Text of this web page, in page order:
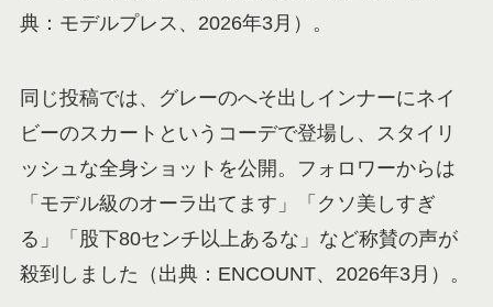
典：モデルプレス、2026年3月）。
同じ投稿では、グレーのへそ出しインナーにネイ
ビーのスカートというコーデで登場し、スタイリ
ッシュな全身ショットを公開。フォロワーからは
「モデル級のオーラ出てます」「クソ美しすぎ
る」「股下80センチ以上あるな」など称賛の声が
殺到しました（出典：ENCOUNT、2026年3月）。